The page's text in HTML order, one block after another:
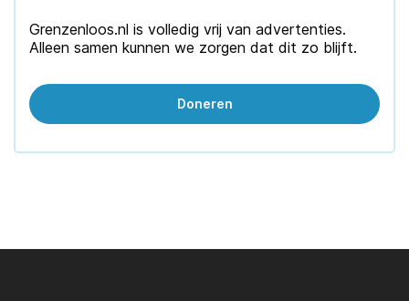
Grenzenloos.nl is volledig vrij van advertenties.
Alleen samen kunnen we zorgen dat dit zo blijft.
Doneren